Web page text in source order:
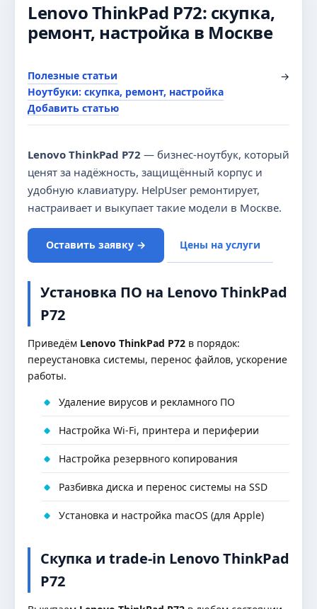
Lenovo ThinkPad P72: скупка,
ремонт, настройка в Москве
Полезные статьи
→
Ноутбуки: скупка, ремонт, настройка
Добавить статью
Lenovo ThinkPad P72 — бизнес-ноутбук, который
ценят за надёжность, защищённый корпус и
удобную клавиатуру. HelpUser ремонтирует,
настраивает и выкупает такие модели в Москве.
Оставить заявку → Цены на услуги
Установка ПО на Lenovo ThinkPad
P72
Приведём Lenovo ThinkPad P72 в порядок:
переустановка системы, перенос файлов, ускорение
работы.
Удаление вирусов и рекламного ПО
Настройка Wi-Fi, принтера и периферии
Настройка резервного копирования
Разбивка диска и перенос системы на SSD
Установка и настройка macOS (для Apple)
Скупка и trade-in Lenovo ThinkPad
P72